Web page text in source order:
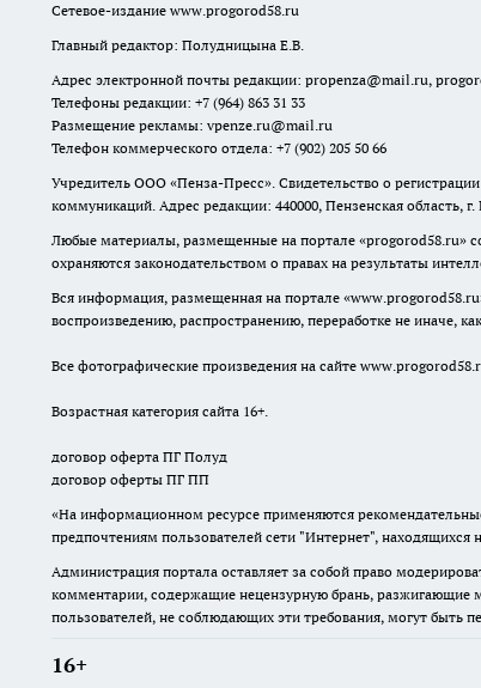
Сетевое-издание www.progorod58.ru
Главный редактор: Полудницына Е.В.
Адрес электронной почты редакции: propenza@mail.ru,
Телефоны редакции: +7 (964) 863 31 33
Размещение рекламы: vpenze.ru@mail.ru
Телефон коммерческого отдела: +7 (902) 205 50 66
Учредитель ООО «Пенза-Пресс». Свидетельство о
коммуникаций. Адрес редакции: 440000, Пензенская область,
Любые материалы, размещенные на портале «progorod58.ru»
охраняются законодательством о правах на результаты
Вся информация, размещенная на портале «www.progorod58.ru
воспроизведению, распространению, переработке не иначе,
Все фотографические произведения на сайте
Возрастная категория сайта 16+.
договор оферта ПГ Полуд
договор оферты ПГ ПП
«На информационном ресурсе применяются
предпочтениям пользователей сети "Интернет", находящихся
Администрация портала оставляет за собой право
комментарии, содержащие нецензурную брань, разжигающие
пользователей, не соблюдающих эти требования, могут быть
16+